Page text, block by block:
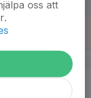
oss att